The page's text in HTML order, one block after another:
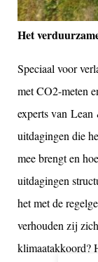
Het
Speciaal voor
met CO2-meten
experts van
uitdagingen die
mee brengt en
uitdagingen
het met de
verhouden zij
klimaatakkoord?